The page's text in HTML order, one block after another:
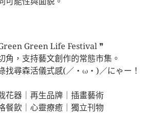
Green Life Festival ❞
角，支持藝文創作的常態市集。
找尋森活儀式感(／・ω・)／にゃー！
花器｜再生品牌｜插畫藝術
餐飲｜心靈療癒｜獨立刊物